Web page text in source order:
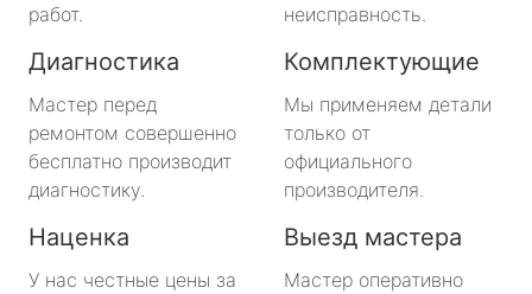
работ.
неисправность.
Диагностика
Мастер перед
ремонтом совершенно
бесплатно производит
диагностику.
Комплектующие
Мы применяем детали
только от
официального
производителя.
Наценка
У нас честные цены за
Выезд мастера
Мастер оперативно